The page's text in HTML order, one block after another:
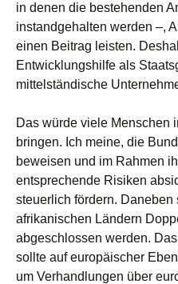
in denen die bestehenden
instandgehalten werden –,
einen Beitrag leisten.
Entwicklungshilfe als
mittelständische
Das würde viele Menschen
bringen. Ich meine, die
beweisen und im Rahmen
entsprechende Risiken
steuerlich fördern. Daneben
afrikanischen Ländern
abgeschlossen werden.
sollte auf europäischer
um Verhandlungen über